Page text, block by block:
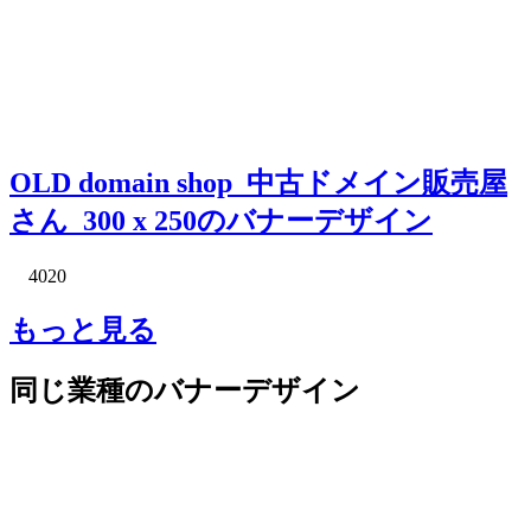
OLD domain shop_中古ドメイン販売屋
さん_300 x 250のバナーデザイン
4020
もっと見る
同じ業種のバナーデザイン